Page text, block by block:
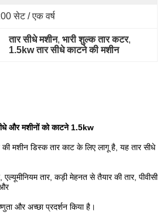
सेट / एक वर्ष
तार सीधे मशीन, भारी शुल्क तार कटर,
1.5kw तार सीधे काटने की मशीन
और मशीनों को काटने 1.5kw
मशीन डिस्क तार काट के लिए लागू है, यह तार सीधे
तार, कड़ी मेहनत से तैयार की तार, पीवीसी
और अच्छा प्रदर्शन किया है।